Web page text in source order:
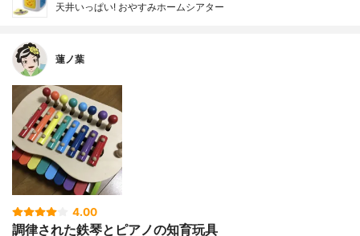
天井いっぱい! おやすみホームシアター
蓮ノ葉
4.00
調律された鉄琴とピアノの知育玩具